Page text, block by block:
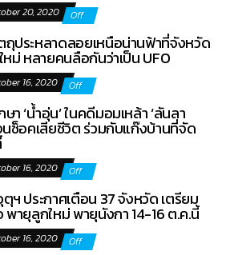
20, 2020 Off
ประหลาดลอยเหนือน่านฟ้าที่จังหวัด
หม่ หลายคนลือกันว่าเป็น UFO
16, 2020 Off
า ‘น้ำอุ่น’ ในคดีมอมเหล้า ‘ลันลา
นช็อคเสียชีวิต ร่วมกับแก๊งบ้านที่จัด
16, 2020 Off
ฯ ประกาศเตือน 37 จังหวัด เตรียม
พายุลูกใหม่ พายุนังกา 14-16 ต.ค.นี้
16, 2020 Off